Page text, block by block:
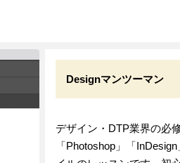
Designマンツーマン
デザイン・DTP業界の必
「Photoshop」「